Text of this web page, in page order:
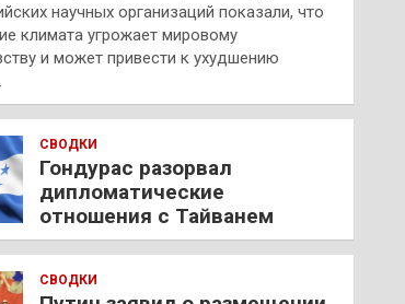
научных организаций показали, что
климата угрожает мировому
и может привести к ухудшению
СВОДКИ
Гондурас разорвал
дипломатические
отношения с Тайванем
СВОДКИ